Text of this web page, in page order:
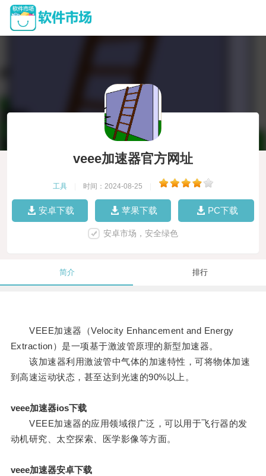
veee加速器官方网址
工具 时间：2024-08-25
安卓下载 苹果下载 PC下载
安卓市场，安全绿色
简介 排行
VEEE加速器（Velocity Enhancement and Energy
Extraction）是一项基于激波管原理的新型加速器。
该加速器利用激波管中气体的加速特性，可将物体加速
到高速运动状态，甚至达到光速的90%以上。
veee加速器ios下载
VEEE加速器的应用领域很广泛，可以用于飞行器的发
动机研究、太空探索、医学影像等方面。
veee加速器安卓下载